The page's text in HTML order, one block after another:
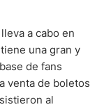
a cabo en
una gran y
de fans
venta de boletos
al